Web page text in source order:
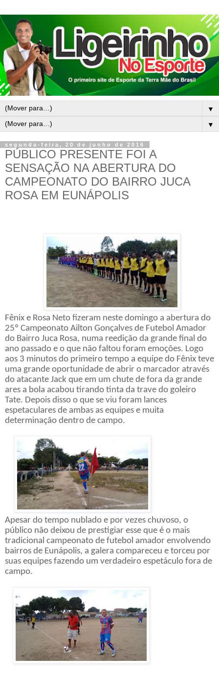
▼
▼
segunda-feira, 20 de junho de 2016
PÚBLICO PRESENTE FOI A
SENSAÇÃO NA ABERTURA DO
CAMPEONATO DO BAIRRO JUCA
ROSA EM EUNÁPOLIS
Fênix e Rosa Neto fizeram neste domingo a abertura do
25º Campeonato Ailton Gonçalves de Futebol Amador
do Bairro Juca Rosa, numa reedição da grande final do
ano passado e o que não faltou foram emoções. Logo
aos 3 minutos do primeiro tempo a equipe do Fênix teve
uma grande oportunidade de abrir o marcador através
do atacante Jack que em um chute de fora da grande
ares a bola acabou tirando tinta da trave do goleiro
Tate. Depois disso o que se viu foram lances
espetaculares de ambas as equipes e muita
determinação dentro de campo.
Apesar do tempo nublado e por vezes chuvoso, o
público não deixou de prestigiar esse que é o mais
tradicional campeonato de futebol amador envolvendo
bairros de Eunápolis, a galera compareceu e torceu por
suas equipes fazendo um verdadeiro espetáculo fora de
campo.